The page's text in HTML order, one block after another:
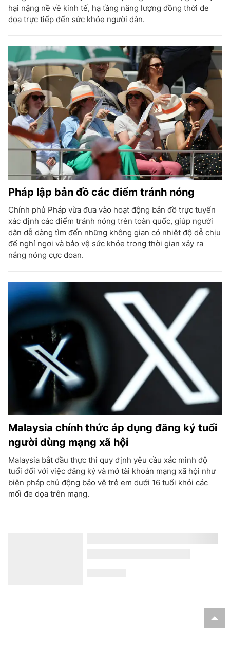
hại nặng nề về kinh tế, hạ tầng năng lượng đồng thời đe
dọa trực tiếp đến sức khỏe người dân.
Pháp lập bản đồ các điểm tránh nóng
Chính phủ Pháp vừa đưa vào hoạt động bản đồ trực tuyến
xác định các điểm tránh nóng trên toàn quốc, giúp người
dân dễ dàng tìm đến những không gian có nhiệt độ dễ chịu
để nghỉ ngơi và bảo vệ sức khỏe trong thời gian xảy ra
nắng nóng cực đoan.
Malaysia chính thức áp dụng đăng ký tuổi
người dùng mạng xã hội
Malaysia bắt đầu thực thi quy định yêu cầu xác minh độ
tuổi đối với việc đăng ký và mở tài khoản mạng xã hội như
biện pháp chủ động bảo vệ trẻ em dưới 16 tuổi khỏi các
mối đe dọa trên mạng.